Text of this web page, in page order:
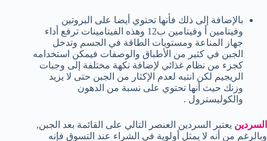
بالإضافة إلى ذلك فأنها تحتوي أيضا على البروتين
وفيتامين أ وفيتامين ب12 وهذه الفيتامينات ترفع أداء
جهاز المناعة ومستويات الطاقة في الجسم وتدخل
الجبن في كثير من الأطباق والوصفات فيمكن استخدامه
كجزء من نظام غذائي لإضافة نكهة مختلفة إلى وجبات
الريجيم لكن انتبه لعدم الإكثار من الجبن حتى لا يزيد
وزنك حيث أنها تحتوي على نسبة من الدهون
والكوليسترول .
السردين يعتبر السردين العنصر التالي على القائمة بعد الجبن,
وبالرغم من أنه لا يمثل أولوية في الشراء عند التسوق فإنه